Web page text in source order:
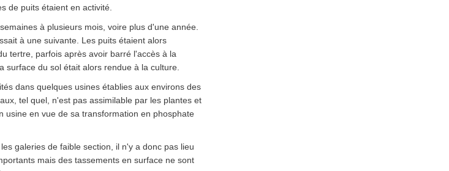
de puits étaient en activité.
à plusieurs mois, voire plus d'une année.
à une suivante. Les puits étaient alors
tertre, parfois après avoir barré l'accès à la
surface du sol était alors rendue à la culture.
dans quelques usines établies aux environs des
tel quel, n'est pas assimilable par les plantes et
usine en vue de sa transformation en phosphate
galeries de faible section, il n'y a donc pas lieu
mais des tassements en surface ne sont